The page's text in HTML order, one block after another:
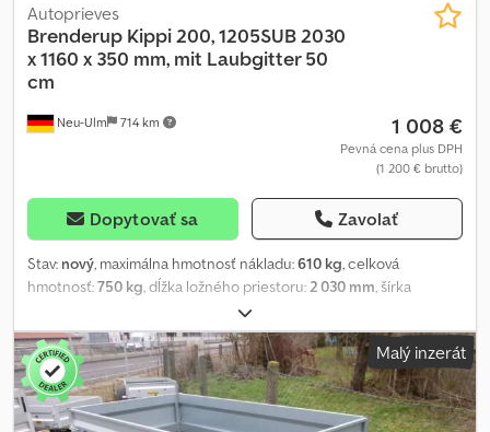
Neu-Ulm 714 km
Autoprieves
Brenderup Kippi 200, 1205SUB 2030
x 1160 x 350 mm, mit Laubgitter 50
cm
1 008 €
Pevná cena plus DPH
(1 200 € brutto)
Dopytovať sa Zavolať
Stav: nový, maximálna hmotnosť nákladu:610 kg, celková
hmotnosť:750 kg , dĺžka ložného priestoru: 2 030 mm , šírka
, výška ložného priestoru:
objem nakladacieho priestoru:1 m³, farba:iný, stavebná výška:
1 360 mm, pracovná šírka:1 570 mm, Výrobca: Brenderup, Typ:
Brenderup Kippi 200, Maximálna povolená celková hmotnosť: 750
kg, Užitočné zaťaženie: 610 kg, Hmotnosť v prázdnom stave: 140 kg,
Rozmery ložnej plochy: 2030 x 1160 x 350 mm, Pneumatiky: 145/80
Malý inzerát